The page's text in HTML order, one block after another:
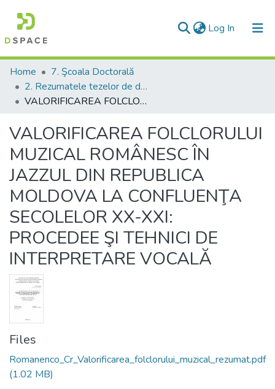
Log In (current)
Communities & Collections
All of DSpace
Home
7. Şcoala Doctorală
2. Rezumatele tezelor de doctor
VALORIFICAREA FOLCLORULUI MUZICAL ROMÂNESC ÎN JAZZUL DIN REPUBLICA MOLDOVA LA CONFLUENŢA SECOLELOR XX-XXI: PROCEDEE ŞI TEHNICI DE INTERPRETARE VOCALĂ
VALORIFICAREA FOLCLORULUI
MUZICAL ROMÂNESC ÎN
JAZZUL DIN REPUBLICA
MOLDOVA LA CONFLUENŢA
SECOLELOR XX-XXI:
PROCEDEE ŞI TEHNICI DE
INTERPRETARE VOCALĂ
Files
Romanenco_Cr_Valorificarea_folclorului_muzical_rezumat.pdf
(1.02 MB)